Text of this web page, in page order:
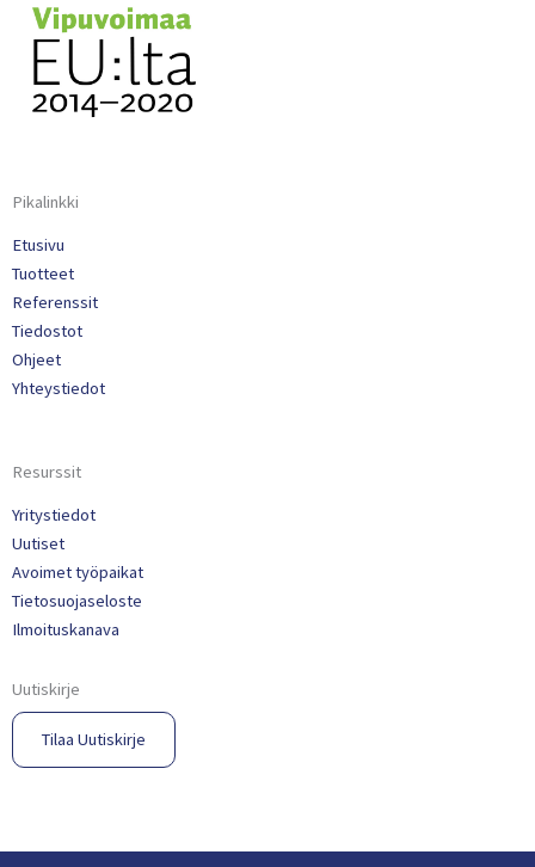
Pikalinkki
Etusivu
Tuotteet
Referenssit
Tiedostot
Ohjeet
Yhteystiedot
Resurssit
Yritystiedot
Uutiset
Avoimet työpaikat
Tietosuojaseloste
Ilmoituskanava
Uutiskirje
Tilaa Uutiskirje​